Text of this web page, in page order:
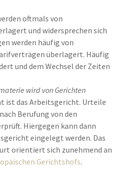
oftmals von
und widersprechen sich
werden häufig von
überlagert. Häufig
und dem Wechsel der Zeiten
wird von Gerichten
ist das Arbeitsgericht. Urteile
Berufung von den
Hiergegen kann dann
eingelegt werden. Das
orientiert sich zunehmend an
Gerichtshofs.